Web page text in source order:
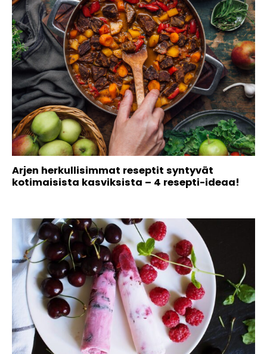
Arjen herkullisimmat reseptit syntyvät
kotimaisista kasviksista – 4 resepti-ideaa!